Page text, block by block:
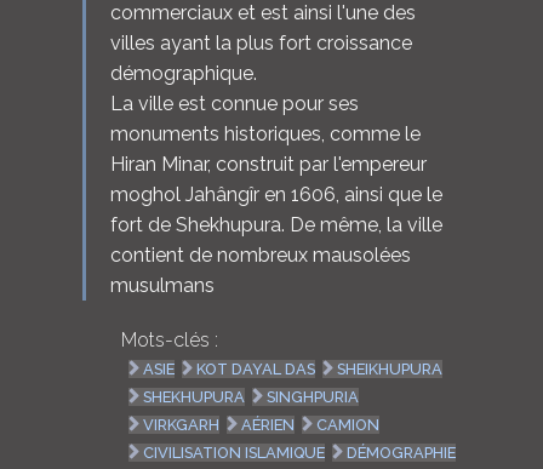
commerciaux et est ainsi l'une des
villes ayant la plus fort croissance
démographique.
La ville est connue pour ses
monuments historiques, comme le
Hiran Minar, construit par l'empereur
moghol Jahângîr en 1606, ainsi que le
fort de Shekhupura. De même, la ville
contient de nombreux mausolées
musulmans
Mots-clés :
ASIE KOT DAYAL DAS
SHEIKHUPURA
SHEKHUPURA
SINGHPURIA
VIRKGARH
AÉRIEN
CAMION
CIVILISATION ISLAMIQUE
DÉMOGRAPHIE